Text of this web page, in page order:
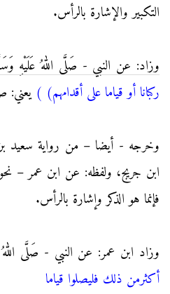
التكبير والإشارة بالرأس.
وزاد: عن النبي - صَلَّى اللهُ عَلَيْهِ
ركبانا أو قياما على أقدامهم) ) يعني:
وخرجه - أيضا – من رواية سعيد
ابن جريج، ولفظه: عن ابن عمر –
فإنما هو الذكر وإشارة بالرأس.
وزاد ابن عمر: عن النبي - صَلَّى
أكثرمن ذلك فليصلوا قياما